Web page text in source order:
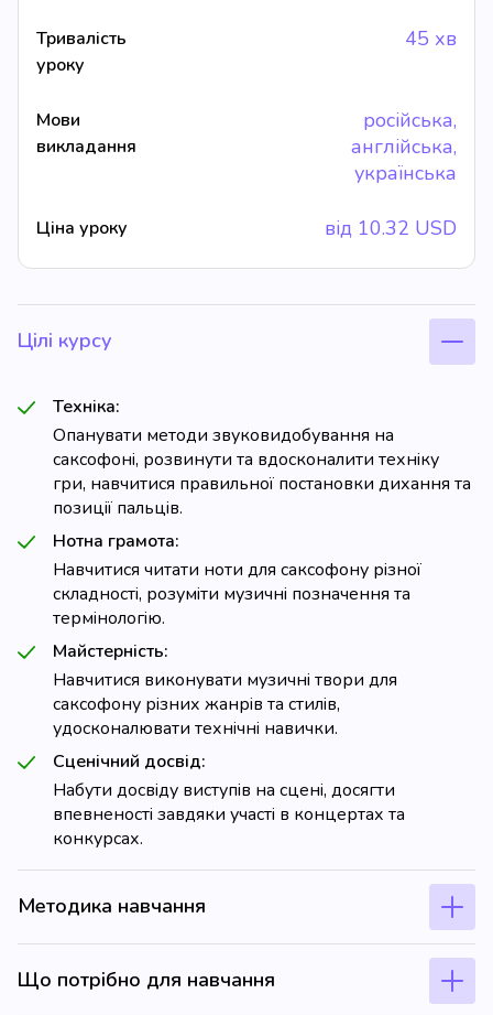
Тривалість
уроку
45 хв
Мови
викладання
російська,
англійська,
українська
Ціна уроку від 10.32 USD
Цілі курсу
Техніка:
Опанувати методи звуковидобування на
саксофоні, розвинути та вдосконалити техніку
гри, навчитися правильної постановки дихання та
позиції пальців.
Нотна грамота:
Навчитися читати ноти для саксофону різної
складності, розуміти музичні позначення та
термінологію.
Майстерність:
Навчитися виконувати музичні твори для
саксофону різних жанрів та стилів,
удосконалювати технічні навички.
Сценічний досвід:
Набути досвіду виступів на сцені, досягти
впевненості завдяки участі в концертах та
конкурсах.
Методика навчання
Що потрібно для навчання